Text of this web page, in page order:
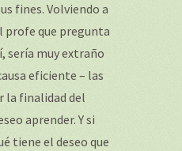
fines. Volviendo a
profe que pregunta
sería muy extraño
eficiente – las
la finalidad del
aprender. Y si
tiene el deseo que